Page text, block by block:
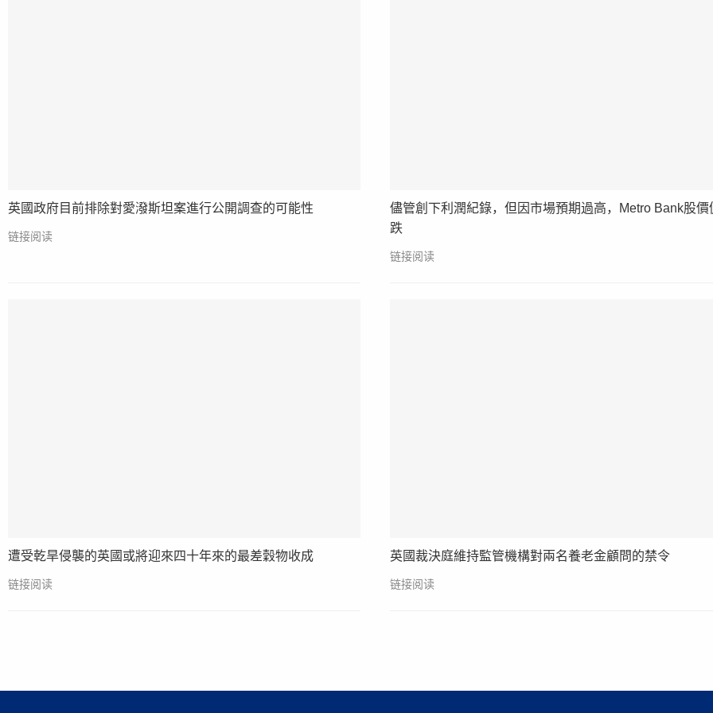
英國政府目前排除對愛潑斯坦案進行公開調查的可能性
链接阅读
儘管創下利潤紀錄，但因市場預期過高，Metro Bank股價
跌
链接阅读
遭受乾旱侵襲的英國或將迎來四十年來的最差穀物收成
链接阅读
英國裁決庭維持監管機構對兩名養老金顧問的禁令
链接阅读